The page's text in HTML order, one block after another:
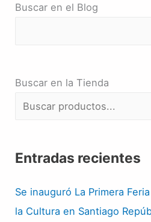
Buscar en el Blog
Buscar en la Tienda
Entradas recientes
Se inauguró La Primera
la Cultura en Santiago